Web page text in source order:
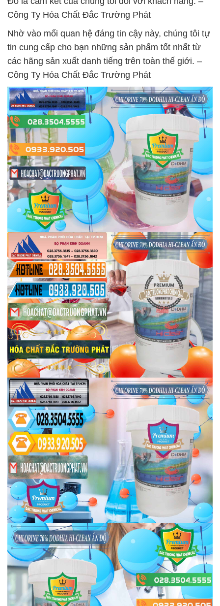
Công Ty Hóa Chất Đắc Trường Phát
Nhờ vào mối quan hệ đáng tin cậy này, chúng tôi tự
tin cung cấp cho bạn những sản phẩm tốt nhất từ
các hãng sản xuất danh tiếng trên toàn thế giới. –
Công Ty Hóa Chất Đắc Trường Phát